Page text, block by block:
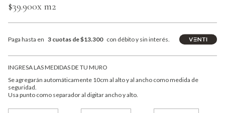
$39.900x m2
Paga hasta en 3 cuotas de $13.300 con débito y sin interés.
INGRESA LAS MEDIDAS DE TU MURO
Se agregarán automáticamente 10cm al alto y al ancho como medida de
seguridad.
Usa punto como separador al digitar ancho y alto.